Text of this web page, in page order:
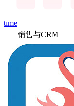
time
销售与CRM